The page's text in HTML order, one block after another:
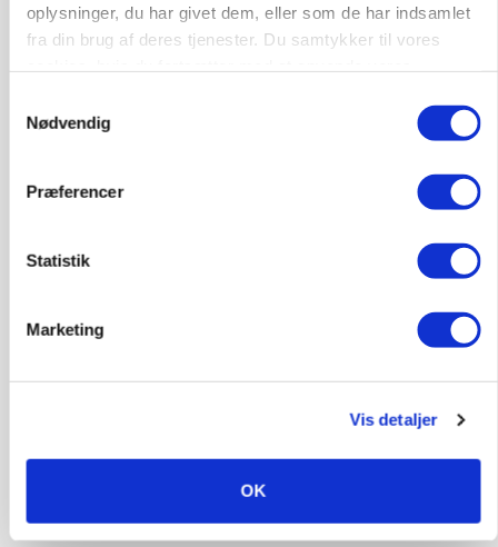
oplysninger, du har givet dem, eller som de har indsamlet
fra din brug af deres tjenester. Du samtykker til vores
Nødvendig
Præferencer
Statistik
Marketing
Vis detaljer
OK
Fra mark til mur: Byggeriet kan åbne nyt
protestgruppe vil demonstrere mod ny